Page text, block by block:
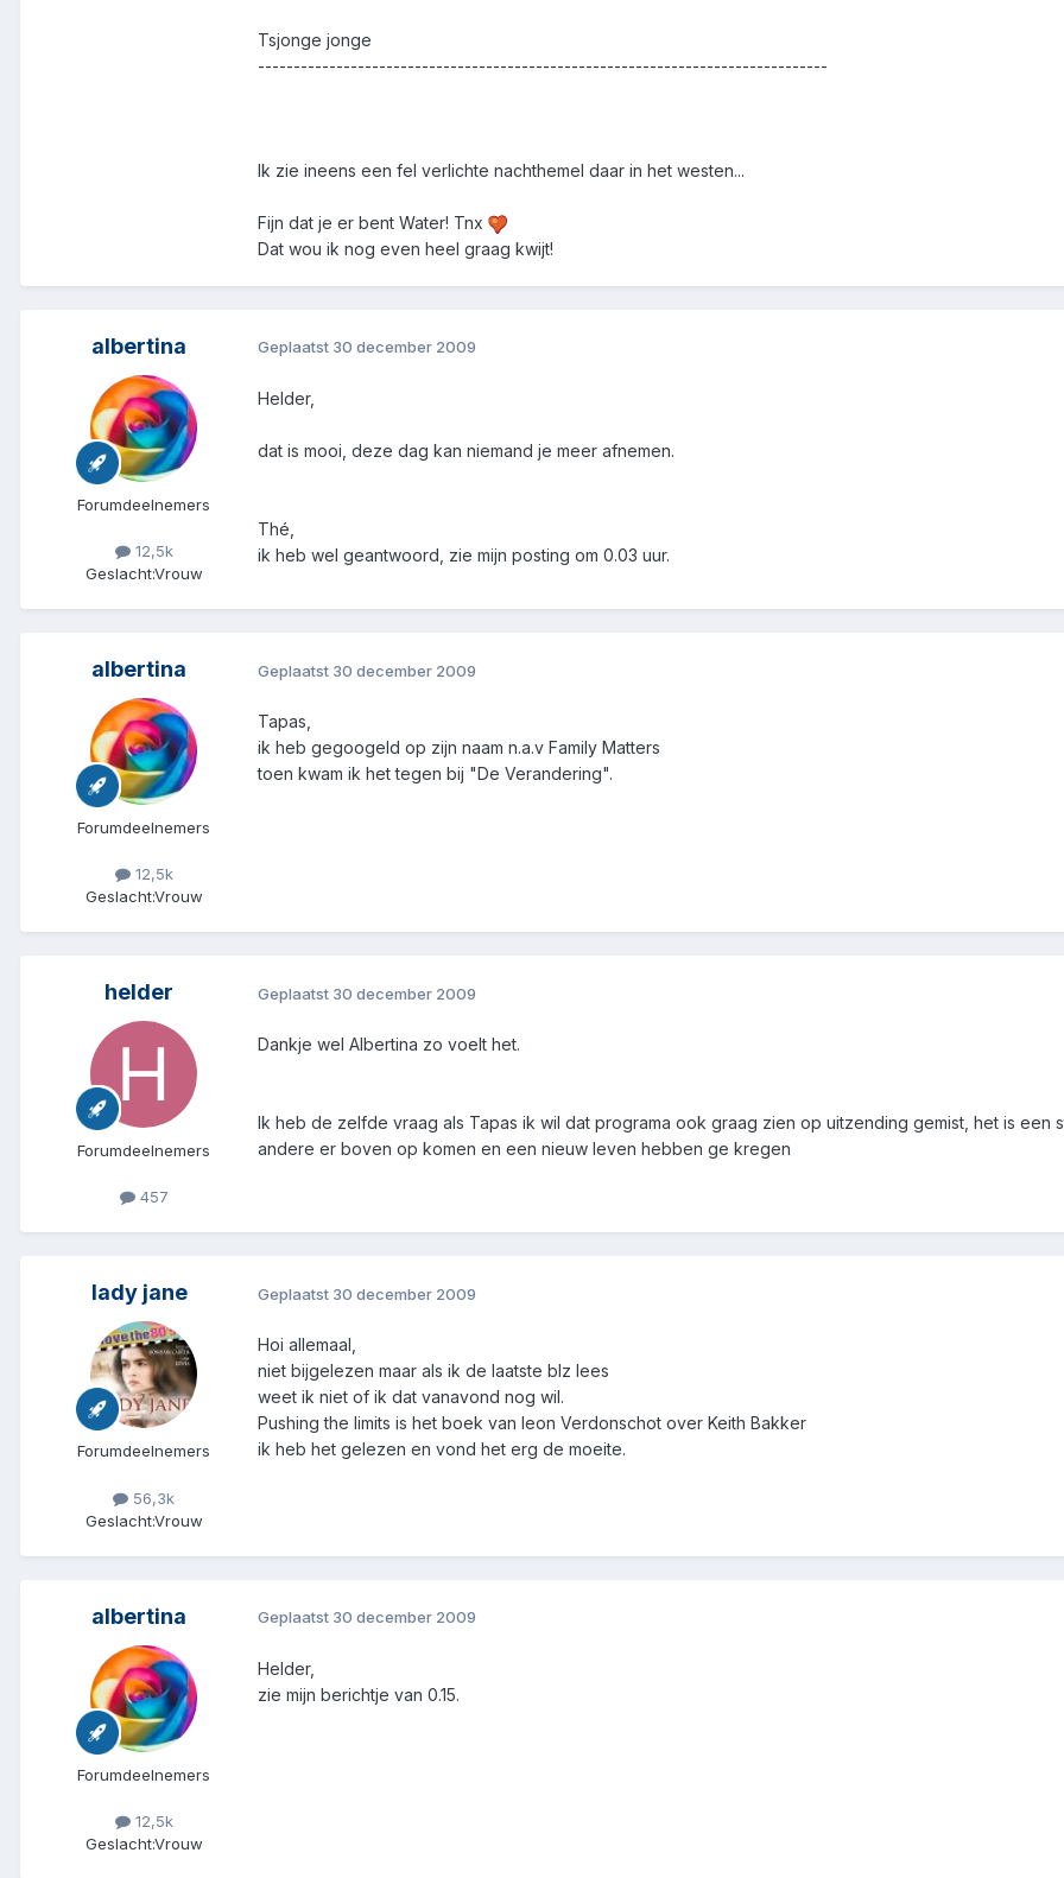
Tsjonge jonge
--------------------------------------------------------------------------------
Ik zie ineens een fel verlichte nachthemel daar in het westen...
Fijn dat je er bent Water! Tnx
Dat wou ik nog even heel graag kwijt!
albertina
Forumdeelnemers
12,5k
Geslacht:Vrouw
Geplaatst 30 december 2009
Helder,
dat is mooi, deze dag kan niemand je meer afnemen.
Thé,
ik heb wel geantwoord, zie mijn posting om 0.03 uur.
albertina
Forumdeelnemers
12,5k
Geslacht:Vrouw
Geplaatst 30 december 2009
Tapas,
ik heb gegoogeld op zijn naam n.a.v Family Matters
toen kwam ik het tegen bij "De Verandering".
helder
Forumdeelnemers
457
Geplaatst 30 december 2009
Dankje wel Albertina zo voelt het.
Ik heb de zelfde vraag als Tapas ik wil dat programa ook graag zien op uitzending gemist, het is een
andere er boven op komen en een nieuw leven hebben ge kregen
lady jane
Forumdeelnemers
56,3k
Geslacht:Vrouw
Geplaatst 30 december 2009
Hoi allemaal,
niet bijgelezen maar als ik de laatste blz lees
weet ik niet of ik dat vanavond nog wil.
Pushing the limits is het boek van leon Verdonschot over Keith Bakker
ik heb het gelezen en vond het erg de moeite.
albertina
Forumdeelnemers
12,5k
Geslacht:Vrouw
Geplaatst 30 december 2009
Helder,
zie mijn berichtje van 0.15.